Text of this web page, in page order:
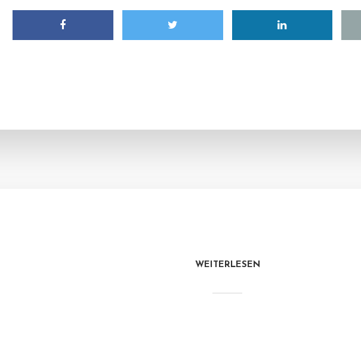
WEITERLESEN